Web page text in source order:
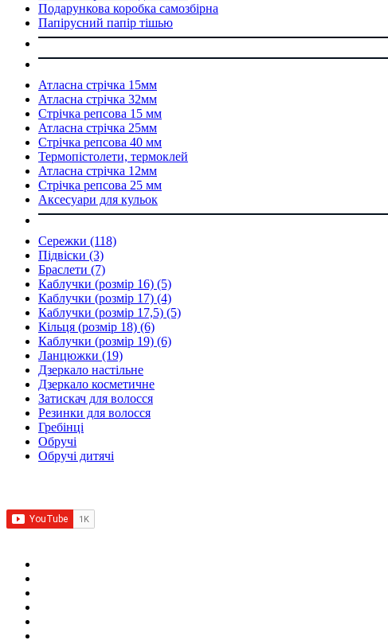
Подарункова коробка самозбірна
Папірусний папір тішью
Атласна стрічка 15мм
Атласна стрічка 32мм
Стрічка репсова 15 мм
Атласна стрічка 25мм
Стрічка репсова 40 мм
Термопістолети, термоклей
Атласна стрічка 12мм
Стрічка репсова 25 мм
Аксесуари для кульок
Сережки (118)
Підвіски (3)
Браслети (7)
Каблучки (розмір 16) (5)
Каблучки (розмір 17) (4)
Каблучки (розмір 17,5) (5)
Кільця (розмір 18) (6)
Каблучки (розмір 19) (6)
Ланцюжки (19)
Дзеркало настільне
Дзеркало косметичне
Затискач для волосся
Резинки для волосся
Гребінці
Обручі
Обручі дитячі